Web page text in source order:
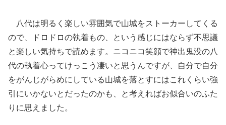
八代は明るく楽しい雰囲気で山城をストーカーしてくる
ので、ドロドロの執着もの、という感じにはならず不思議
と楽しい気持ちで読めます。ニコニコ笑顔で神出鬼没の八
代の執着心ってけっこう凄いと思うんですが、自分で自分
をがんじがらめにしている山城を落とすにはこれくらい強
引にいかないとだったのかも、と考えればお似合いのふた
りに思えました。